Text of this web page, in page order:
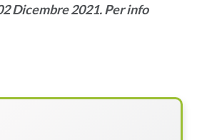
Dicembre 2021. Per info